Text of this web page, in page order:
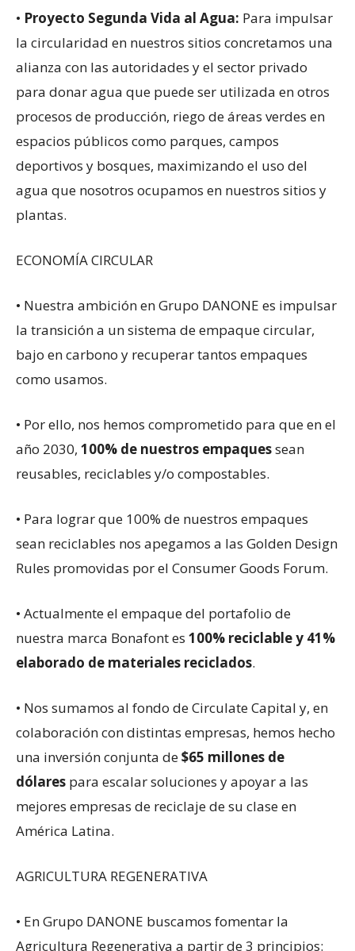
• Proyecto Segunda Vida al Agua: Para impulsar
la circularidad en nuestros sitios concretamos una
alianza con las autoridades y el sector privado
para donar agua que puede ser utilizada en otros
procesos de producción, riego de áreas verdes en
espacios públicos como parques, campos
deportivos y bosques, maximizando el uso del
agua que nosotros ocupamos en nuestros sitios y
plantas.
ECONOMÍA CIRCULAR
• Nuestra ambición en Grupo DANONE es impulsar
la transición a un sistema de empaque circular,
bajo en carbono y recuperar tantos empaques
como usamos.
• Por ello, nos hemos comprometido para que en el
año 2030, 100% de nuestros empaquessean
reusables, reciclables y/o compostables.
• Para lograr que 100% de nuestros empaques
sean reciclables nos apegamos a las Golden Design
Rules promovidas por el Consumer Goods Forum.
• Actualmente el empaque del portafolio de
nuestra marca Bonafont es 100% reciclable y 41%
elaborado de materiales reciclados.
• Nos sumamos al fondo de Circulate Capital y, en
colaboración con distintas empresas, hemos hecho
una inversión conjunta de$65 millones de
dólares para escalar soluciones y apoyar a las
mejores empresas de reciclaje de su clase en
América Latina.
AGRICULTURA REGENERATIVA
• En Grupo DANONE buscamos fomentar la
Agricultura Regenerativa a partir de 3 principios: